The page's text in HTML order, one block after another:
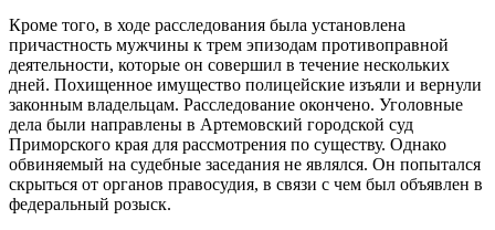
Кроме того, в ходе расследования была установлена
причастность мужчины к трем эпизодам противоправной
деятельности, которые он совершил в течение нескольких
дней. Похищенное имущество полицейские изъяли и вернули
законным владельцам. Расследование окончено. Уголовные
дела были направлены в Артемовский городской суд
Приморского края для рассмотрения по существу. Однако
обвиняемый на судебные заседания не являлся. Он попытался
скрыться от органов правосудия, в связи с чем был объявлен в
федеральный розыск.